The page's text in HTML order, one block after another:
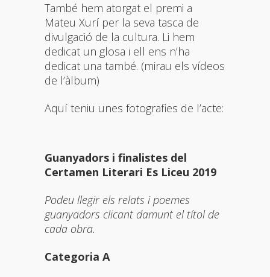
També hem atorgat el premi a
Mateu Xurí per la seva tasca de
divulgació de la cultura. Li hem
dedicat un glosa i ell ens n’ha
dedicat una també. (mirau els vídeos
de l’àlbum)
Aquí teniu unes fotografies de l’acte:
Guanyadors i finalistes del
Certamen Literari Es Liceu 2019
Podeu llegir els relats i poemes
guanyadors clicant damunt el títol de
cada obra.
Categoria A